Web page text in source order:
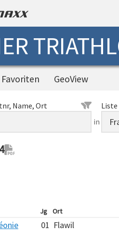
Favoriten GeoView
Name, Ort
in
Liste
Jg Ort
01 Flawil